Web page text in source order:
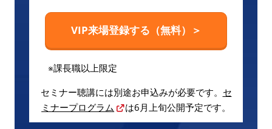
VIP来場登録する（無料）＞
※課長職以上限定
セミナー聴講には別途お申込みが必要です。 セ
ミナープログラム
は6月上旬公開予定です。